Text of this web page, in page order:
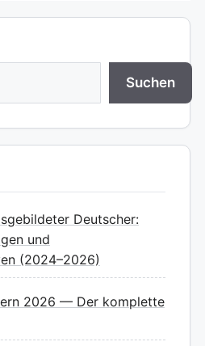
Suchen
Deutscher:
und
(2024–2026)
2026 — Der komplette